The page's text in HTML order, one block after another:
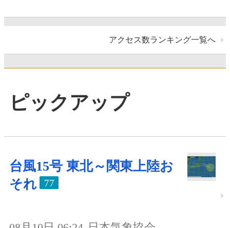
アクセス数ランキング一覧へ
ピックアップ
台風15号 東北～関東上陸お
それ
77